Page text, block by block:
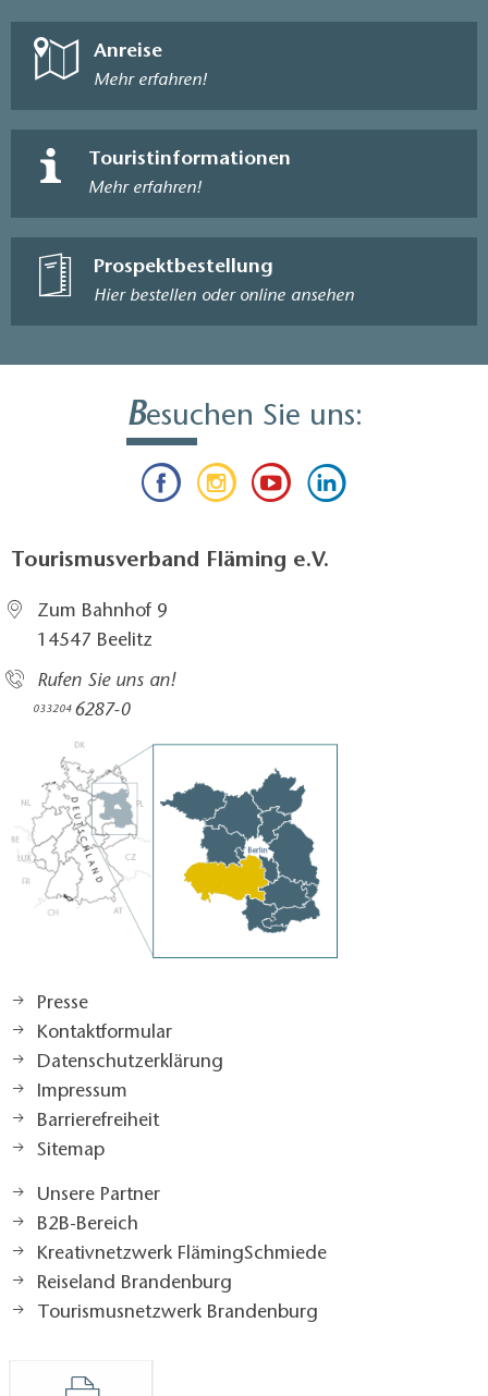
Anreise
Mehr erfahren!
Touristinformationen
Mehr erfahren!
Prospektbestellung
Hier bestellen oder online ansehen
Besuchen Sie uns:
Tourismusverband Fläming e.V.
Zum Bahnhof 9
14547 Beelitz
Rufen Sie uns an!
033204 6287-0
Presse
Kontaktformular
Datenschutzerklärung
Impressum
Barrierefreiheit
Sitemap
Unsere Partner
B2B-Bereich
Kreativnetzwerk FlämingSchmiede
Reiseland Brandenburg
Tourismusnetzwerk Brandenburg